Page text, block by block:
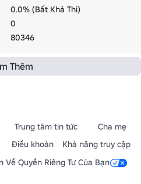
0.0% (Bất Khả Thi)
0
80346
Thêm
Trung tâm tin tức
Cha mẹ
Điều khoản
Khả năng truy cập
Về Quyền Riêng Tư Của Bạn